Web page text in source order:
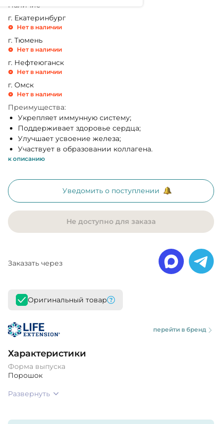
Наличие
г. Екатеринбург
Нет в наличии
г. Тюмень
Нет в наличии
г. Нефтеюганск
Нет в наличии
г. Омск
Нет в наличии
Преимущества:
Укрепляет иммунную систему;
Поддерживает здоровье сердца;
Улучшает усвоение железа;
Участвует в образовании коллагена.
к описанию
Уведомить о поступлении
Не доступно для заказа
Заказать через
Оригинальный товар
перейти в бренд
Характеристики
Форма выпуска
Порошок
Развернуть